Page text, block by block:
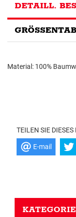
DETAILL.
Material: 100%
TEILEN SIE
E-mail
KATEGORIE